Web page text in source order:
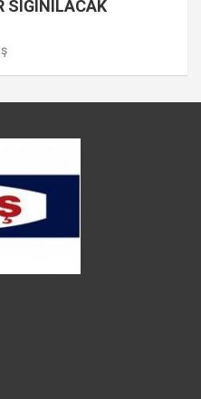
SIĞINILACAK